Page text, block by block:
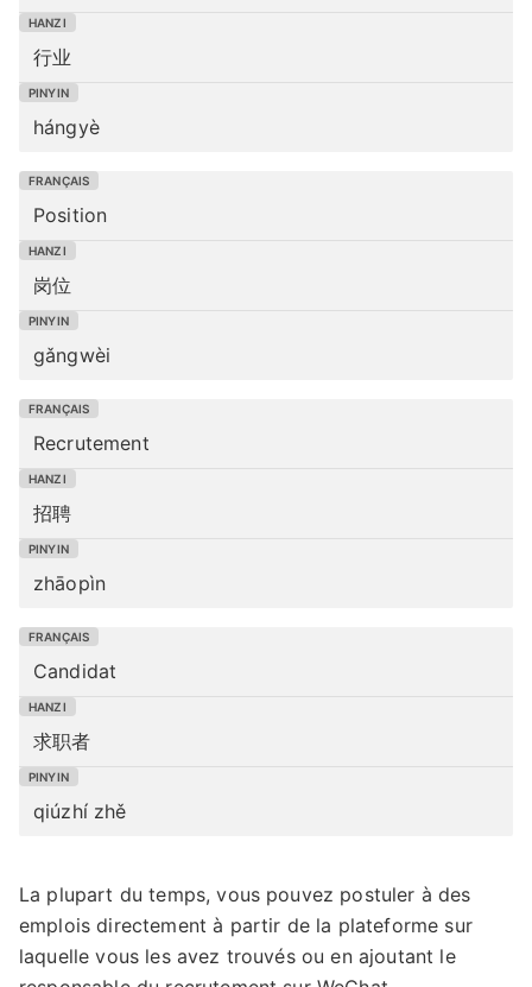
行业
hángyè
Position
岗位
gǎngwèi
Recrutement
招聘
zhāopìn
Candidat
求职者
qiúzhí zhě
La plupart du temps, vous pouvez postuler à des
emplois directement à partir de la plateforme sur
laquelle vous les avez trouvés ou en ajoutant le